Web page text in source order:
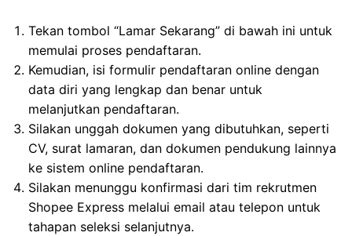
Tekan tombol “Lamar Sekarang” di bawah ini untuk
memulai proses pendaftaran.
Kemudian, isi formulir pendaftaran online dengan
data diri yang lengkap dan benar untuk
melanjutkan pendaftaran.
Silakan unggah dokumen yang dibutuhkan, seperti
CV, surat lamaran, dan dokumen pendukung lainnya
ke sistem online pendaftaran.
Silakan menunggu konfirmasi dari tim rekrutmen
Shopee Express melalui email atau telepon untuk
tahapan seleksi selanjutnya.